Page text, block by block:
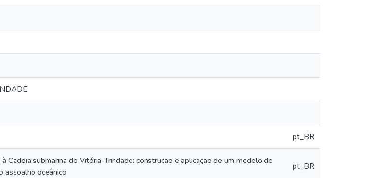
pt_BR
Cadeia submarina de Vitória-Trindade: construção e aplicação de um modelo de
assoalho oceânico
pt_BR